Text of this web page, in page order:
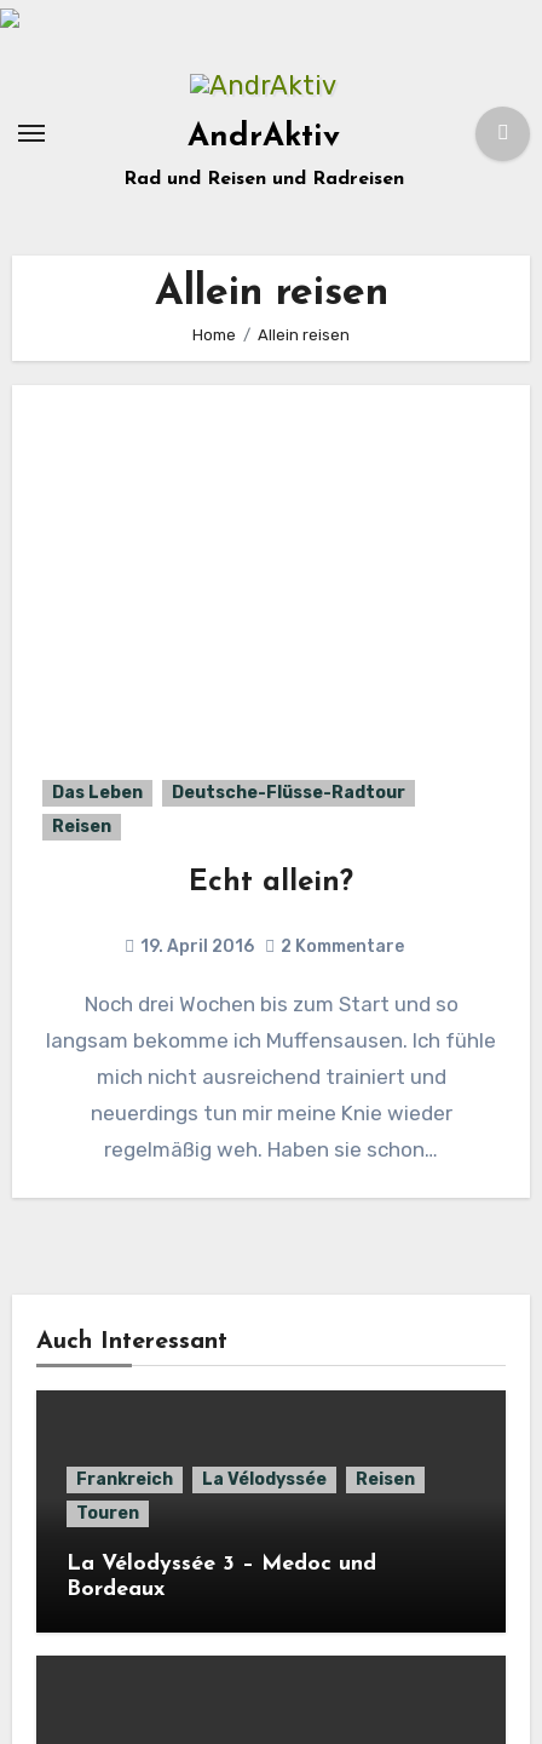
Zum
AndrAktiv
Rad und Reisen und Radreisen
Allein reisen
Home Allein reisen
Das Leben
Deutsche-Flüsse-Radtour
Reisen
Echt allein?
19. April 2016 2 Kommentare
Noch drei Wochen bis zum Start und so
langsam bekomme ich Muffensausen. Ich fühle
mich nicht ausreichend trainiert und
neuerdings tun mir meine Knie wieder
regelmäßig weh. Haben sie schon…
Auch Interessant
Frankreich La Vélodyssée
Reisen
Touren
La Vélodyssée 3 – Medoc und
Bordeaux